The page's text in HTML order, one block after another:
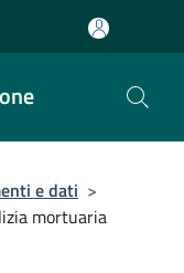
e dati >
mortuaria